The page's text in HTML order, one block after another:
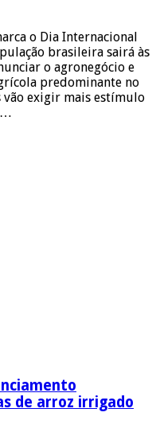
o Dia Internacional
brasileira sairá às
o agronegócio e
predominante no
vão exigir mais estímulo
…
de arroz irrigado